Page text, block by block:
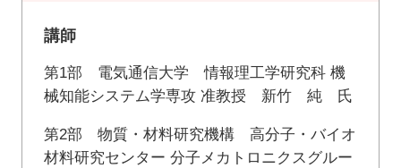
講師
第1部 電気通信大学 情報理工学研究科 機
械知能システム学専攻 准教授 新竹 純 氏
第2部 物質・材料研究機構 高分子・バイオ
材料研究センター 分子メカトロニクスグルー